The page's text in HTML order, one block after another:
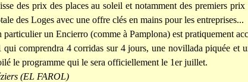
des prix des places au soleil et notamment des premiers prix
des Loges avec une offre clés en mains pour les entreprises...
un Encierro (comme à Pamplona) est pratiquement
comprendra 4 corridas sur 4 jours, une novillada piquée et
le programme qui le sera officiellement le 1er juillet.
(EL FAROL)